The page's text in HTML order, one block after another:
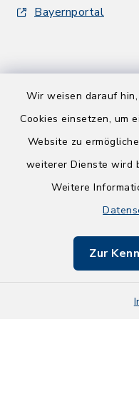
Wir weisen darauf
Cookies einsetzen, um
Website zu
weiterer Dienste wird
Weitere
Zur
Bayernportal